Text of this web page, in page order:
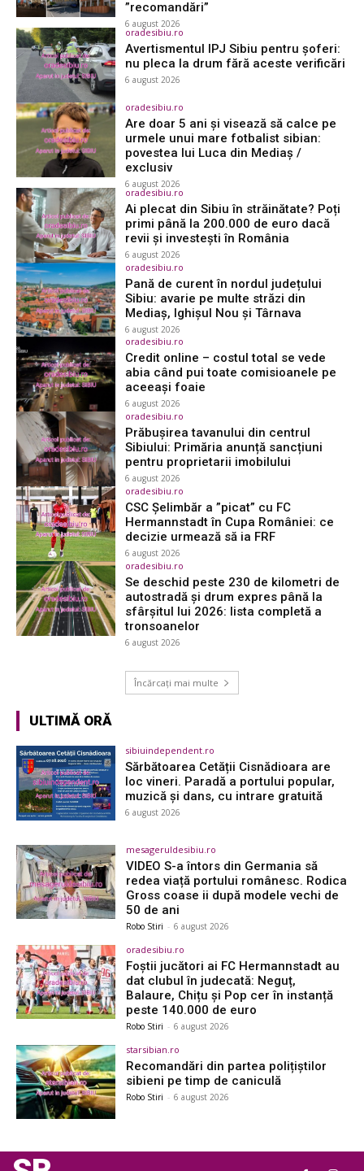
”recomandări”
6 august 2026
oradesibiu.ro
Avertismentul IPJ Sibiu pentru șoferi:
nu pleca la drum fără aceste verificări
6 august 2026
oradesibiu.ro
Are doar 5 ani și visează să calce pe
urmele unui mare fotbalist sibian:
povestea lui Luca din Mediaș /
exclusiv
6 august 2026
oradesibiu.ro
Ai plecat din Sibiu în străinătate? Poți
primi până la 200.000 de euro dacă
revii și investești în România
6 august 2026
oradesibiu.ro
Pană de curent în nordul județului
Sibiu: avarie pe multe străzi din
Mediaș, Ighișul Nou și Târnava
6 august 2026
oradesibiu.ro
Credit online – costul total se vede
abia când pui toate comisioanele pe
aceeași foaie
6 august 2026
oradesibiu.ro
Prăbușirea tavanului din centrul
Sibiului: Primăria anunță sancțiuni
pentru proprietarii imobilului
6 august 2026
oradesibiu.ro
CSC Șelimbăr a ”picat” cu FC
Hermannstadt în Cupa României: ce
decizie urmează să ia FRF
6 august 2026
oradesibiu.ro
Se deschid peste 230 de kilometri de
autostradă și drum expres până la
sfârșitul lui 2026: lista completă a
tronsoanelor
6 august 2026
Încărcați mai multe
ULTIMĂ ORĂ
sibiuindependent.ro
Sărbătoarea Cetății Cisnădioara are
loc vineri. Paradă a portului popular,
muzică și dans, cu intrare gratuită
6 august 2026
mesageruldesibiu.ro
VIDEO S-a întors din Germania să
redea viață portului românesc. Rodica
Gross coase ii după modele vechi de
50 de ani
Robo Stiri - 6 august 2026
oradesibiu.ro
Foștii jucători ai FC Hermannstadt au
dat clubul în judecată: Neguț,
Balaure, Chițu și Pop cer în instanță
peste 140.000 de euro
Robo Stiri - 6 august 2026
starsibian.ro
Recomandări din partea polițiștilor
sibieni pe timp de caniculă
Robo Stiri - 6 august 2026